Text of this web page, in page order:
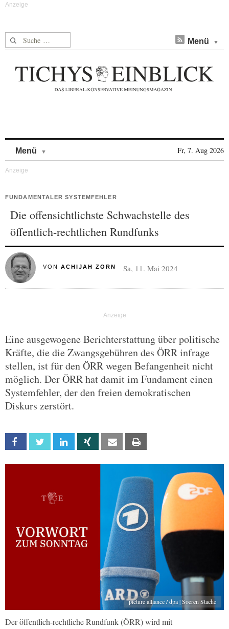
Suche nach: Menü
Menü Fr, 7. Aug 2026
FUNDAMENTALER SYSTEMFEHLER
Die offensichtlichste Schwachstelle des
öffentlich-rechtlichen Rundfunks
VON ACHIJAH ZORN Sa, 11. Mai 2024
Eine ausgewogene Berichterstattung über politische
Kräfte, die die Zwangsgebühren des ÖRR infrage
stellen, ist für den ÖRR wegen Befangenheit nicht
möglich. Der ÖRR hat damit im Fundament einen
Systemfehler, der den freien demokratischen
Diskurs zerstört.
Facebook Twitter Linkedin Xing Email
picture alliance / dpa | Soeren Stache
Der öffentlich-rechtliche Rundfunk (ÖRR) wird mit